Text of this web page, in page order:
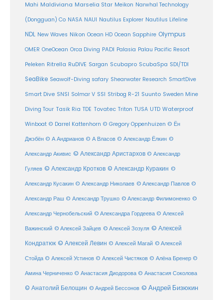
Mahi Maldiviana Marselia Star Meikon Narwhal Technology
(Dongguan) Co NASA NAUI Nautilus Explorer Nautilus Lifeline
NDL New Waves Nikon Ocean HD Ocean Sapphire Olympus
OMER OneOcean Orca Diving PADI Palasia Palau Pacific Resort
Peleken Ritrella RuDIVE Sargan Scubapro ScubaSpa SDI/TDI
SeaBike Seawolf-Diving safary Shearwater Research SmartDive
Smart Dive SNSI Solmar V SSI Stribog R-21 Suunto Sweden Mine
Diving Tour Tasik Ria TDE Tovatec Triton TUSA UTD Waterproof
Winboat © Darrel Kattenhorn © Gregory Oppenhuizen © Ён
Джэбён © А Андрианов © А Власов © Александр Ёлкин ©
Александр Акивис © Александр Аристархов © Александр
Гуляев © Александр Кротков © Александр Куракин ©
Александр Кусакин © Александр Николаев © Александр Павлов ©
Александр Раш © Александр Трушко © Александр Филимоненко ©
Александр Чернобельский © Александра Гордеева © Алексей
Важинский © Алексей Зайцев © Алексей Зозуля © Алексей
Кондратюк © Алексей Левин © Алексей Магай © Алексей
Стойда © Алексей Устинов © Алексей Чистяков © Алёна Бренер ©
Амина Черниченко © Анастасия Диодорова © Анастасия Соколова
© Анатолий Белощин © Андрей Бессонов © Андрей Бизюкин